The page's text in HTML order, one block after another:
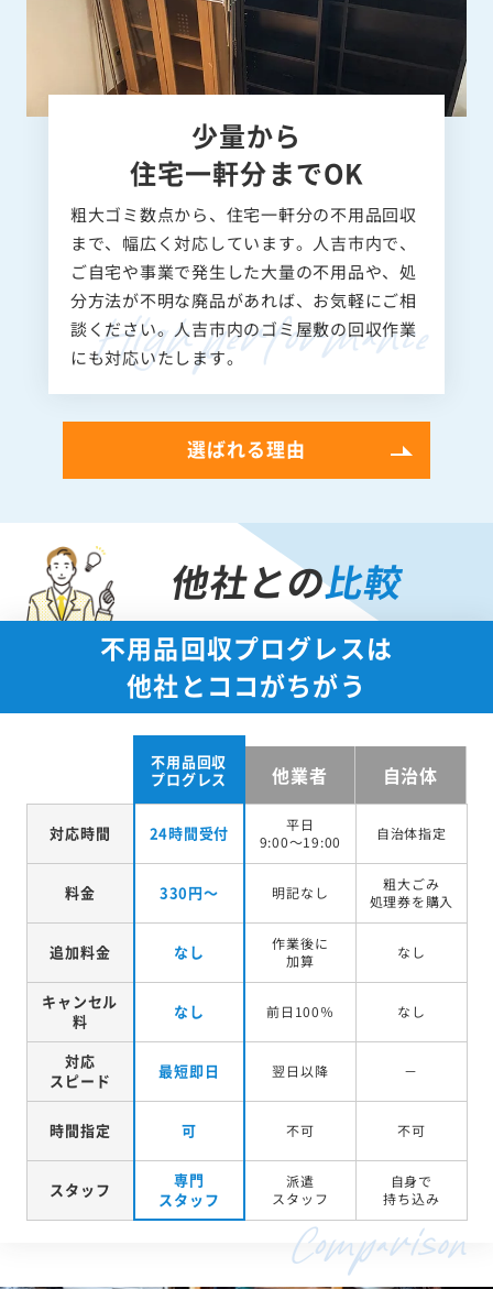
少量から
住宅一軒分までOK
粗大ゴミ数点から、住宅一軒分の不用品回収
まで、幅広く対応しています。人吉市内で、
ご自宅や事業で発生した大量の不用品や、処
分方法が不明な廃品があれば、お気軽にご相
談ください。人吉市内のゴミ屋敷の回収作業
にも対応いたします。
選ばれる理由
他社との比較
不用品回収プログレスは
他社とココがちがう
不用品回収
プログレス
他業者 自治体
対応時間 24時間受付
平日
9:00～19:00
自治体指定
料金 330円～ 明記なし
粗大ごみ
処理券を購入
追加料金 なし
作業後に
加算
なし
キャンセル
料
なし 前日100％ なし
対応
スピード
最短即日 翌日以降 －
時間指定 可 不可 不可
スタッフ
専門
スタッフ
派遣
スタッフ
自身で
持ち込み